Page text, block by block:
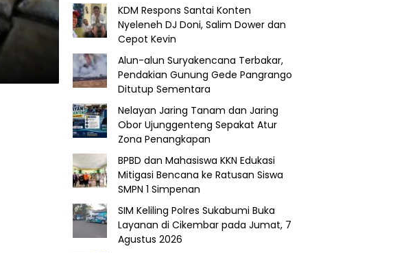
KDM Respons Santai Konten
Nyeleneh DJ Doni, Salim Dower dan
Cepot Kevin
Alun-alun Suryakencana Terbakar,
Pendakian Gunung Gede Pangrango
Ditutup Sementara
Nelayan Jaring Tanam dan Jaring
Obor Ujunggenteng Sepakat Atur
Zona Penangkapan
BPBD dan Mahasiswa KKN Edukasi
Mitigasi Bencana ke Ratusan Siswa
SMPN 1 Simpenan
SIM Keliling Polres Sukabumi Buka
Layanan di Cikembar pada Jumat, 7
Agustus 2026